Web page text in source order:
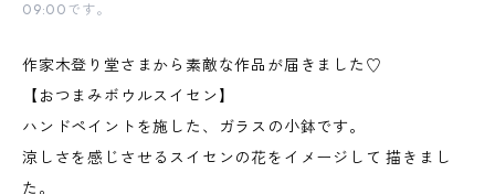
09:00です。
作家木登り堂さまから素敵な作品が届きました♡
【おつまみボウルスイセン】
ハンドペイントを施した、ガラスの小鉢です。
涼しさを感じさせるスイセンの花をイメージして 描きまし
た。